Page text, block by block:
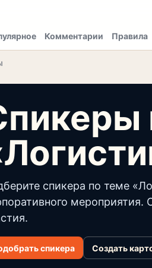
Комментарии Правила
спикера по теме
мероприятия.
спикера Создать